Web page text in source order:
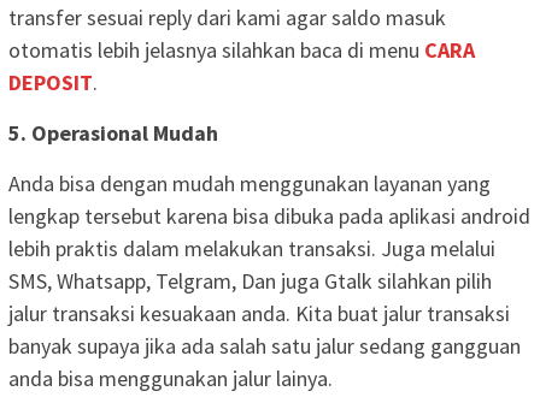
transfer sesuai reply dari kami agar saldo masuk
otomatis lebih jelasnya silahkan baca di menu CARA
DEPOSIT.
5. Operasional Mudah
Anda bisa dengan mudah menggunakan layanan yang
lengkap tersebut karena bisa dibuka pada aplikasi android
lebih praktis dalam melakukan transaksi. Juga melalui
SMS, Whatsapp, Telgram, Dan juga Gtalk silahkan pilih
jalur transaksi kesuakaan anda. Kita buat jalur transaksi
banyak supaya jika ada salah satu jalur sedang gangguan
anda bisa menggunakan jalur lainya.